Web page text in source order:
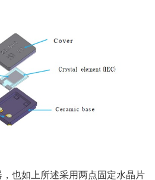
也如上所述采用两点固定水晶片